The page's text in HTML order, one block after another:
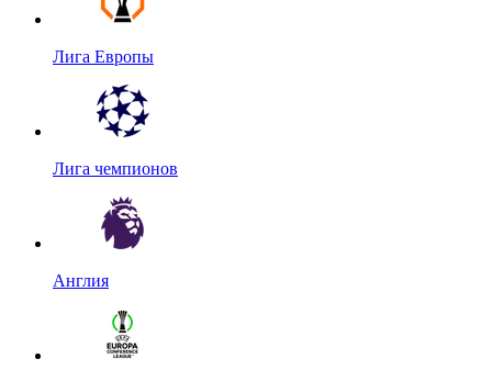
Лига Европы
Лига чемпионов
Англия